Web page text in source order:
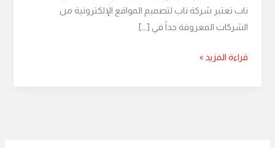
ناب تعتبر شركة ناب لتصميم المواقع الإلكترونية من
الشركات المعروفة جداً في […]
قراءة المزيد »